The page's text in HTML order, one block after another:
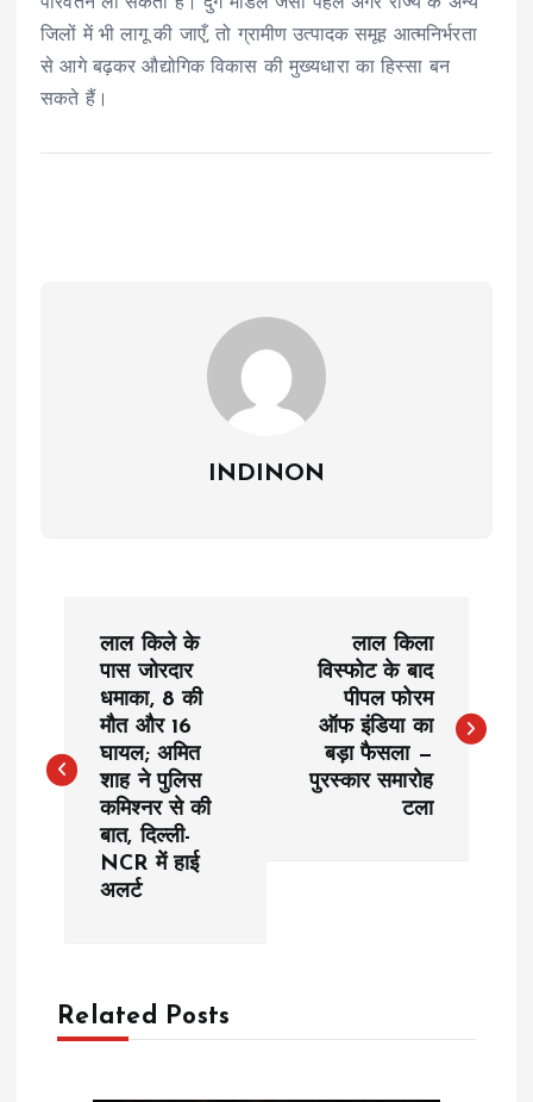
परिवर्तन ला सकता है। दुर्ग मॉडल जैसी पहलें अगर राज्य के अन्य
जिलों में भी लागू की जाएँ, तो ग्रामीण उत्पादक समूह आत्मनिर्भरता
से आगे बढ़कर औद्योगिक विकास की मुख्यधारा का हिस्सा बन
सकते हैं।
INDINON
s
t
लाल किले के
पास जोरदार
धमाका, 8 की
मौत और 16
घायल; अमित
शाह ने पुलिस
कमिश्नर से की
बात, दिल्ली-
NCR में हाई
अलर्ट
लाल किला
विस्फोट के बाद
पीपल फोरम
ऑफ इंडिया का
बड़ा फैसला —
पुरस्कार समारोह
टला
Related Posts